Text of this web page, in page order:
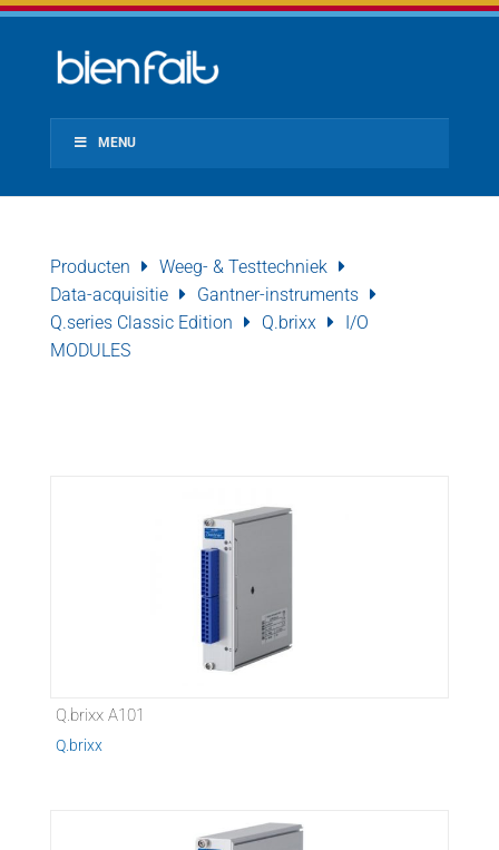
MENU
Producten
Weeg- & Testtechniek
Data-acquisitie
Gantner-instruments
Q.series Classic Edition
Q.brixx
I/O
MODULES
Q.brixx A101
Q.brixx